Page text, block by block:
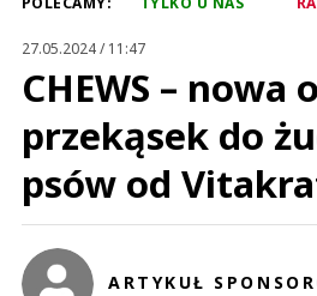
27.05.2024 / 11:47
CHEWS – nowa
przekąsek do
psów od
ARTYKUŁ